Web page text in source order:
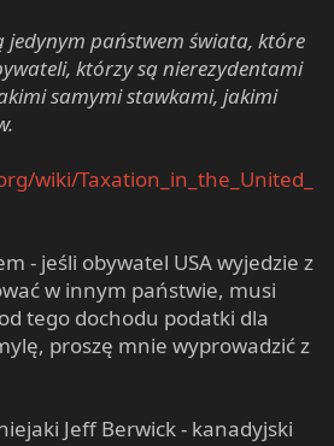
jedynym państwem świata, które
którzy są nierezydentami
samymi stawkami, jakimi
wiki/Taxation_in_the_United_
- jeśli obywatel USA wyjedzie z
w innym państwie, musi
tego dochodu podatki dla
proszę mnie wyprowadzić z
Jeff Berwick - kanadyjski